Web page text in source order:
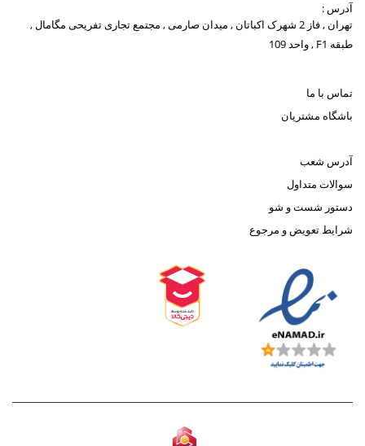
آدرس :
تهران , فاز 2 شهرک اکباتان , میدان صارمی , مجتمع تجاری تفریحی مگامال ,
طبقه F1 , واحد 109
تماس با ما
باشگاه مشتریان
آدرس شعب
سوالات متداول
دستور شست و شو
شرایط تعویض و مرجوع